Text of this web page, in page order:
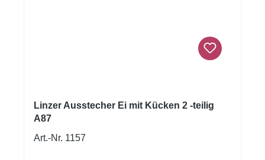
Linzer Ausstecher Ei mit Kücken 2 -teilig
A87
Art.-Nr. 1157